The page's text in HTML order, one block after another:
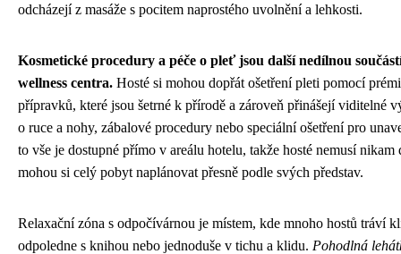
odcházejí z masáže s pocitem naprostého uvolnění a lehkosti.
Kosmetické procedury a péče o pleť jsou další nedílnou
wellness centra. Hosté si mohou dopřát ošetření pleti pomocí
přípravků, které jsou šetrné k přírodě a zároveň přinášejí viditelné
o ruce a nohy, zábalové procedury nebo speciální ošetření pro
to vše je dostupné přímo v areálu hotelu, takže hosté nemusí nikam
mohou si celý pobyt naplánovat přesně podle svých představ.
Relaxační zóna s odpočívárnou je místem, kde mnoho hostů tráví
odpoledne s knihou nebo jednoduše v tichu a klidu. Pohodlná